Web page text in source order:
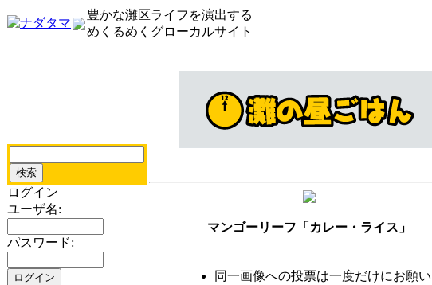
豊かな灘区ライフを演出する
めくるめくグローカルサイト
ログイン
ユーザ名:
パスワード:
マンゴーリーフ「カレー・ライス」
同一画像への投票は一度だけにお願い